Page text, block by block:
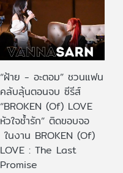
“ฝ้าย - อะตอม” ชวนแฟน
คลับลุ้นตอนจบ ซีรีส์
“BROKEN (Of) LOVE
หัวใจช้ำรัก” ติดขอบจอ
ในงาน BROKEN (Of)
LOVE : The Last
Promise